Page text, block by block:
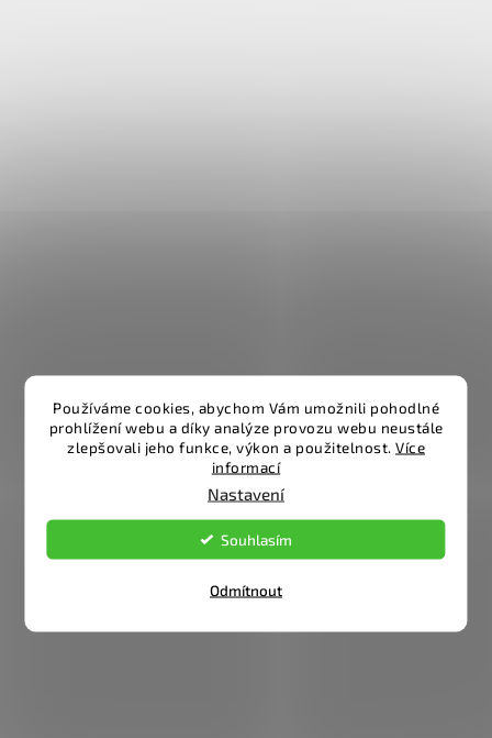
Používáme cookies, abychom Vám umožnili pohodlné
prohlížení webu a díky analýze provozu webu neustále
zlepšovali jeho funkce, výkon a použitelnost. Více
informací
Nastavení
Odmítnout
Souhlasím